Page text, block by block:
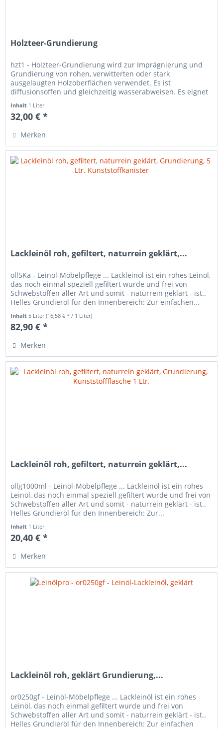
Holzteer-Grundierung
hzt1 - Holzteer-Grundierung wird zur Imprägnierung und
Grundierung von rohen, verwitterten oder stark
ausgelaugten Holzoberflächen verwendet. Es ist
diffusionsoffen und gleichzeitig wasserabweisen. Es eignet
Inhalt 1 Liter
32,00 € *
Merken
Lackleinöl roh, gefiltert, naturrein geklärt,...
oll5Ka - Leinöl-Möbelpflege ... Lackleinöl ist ein rohes Leinöl,
das noch einmal speziell gefiltert wurde und frei von
Schwebstoffen aller Art und somit - naturrein geklärt - ist..
Helles Grundieröl für den Innenbereich: Zur einfachen...
Inhalt5 Liter(16,58 € * / 1 Liter)
82,90 € *
Merken
Lackleinöl roh, gefiltert, naturrein geklärt,...
ollg1000ml - Leinöl-Möbelpflege ... Lackleinöl ist ein rohes
Leinöl, das noch einmal speziell gefiltert wurde und frei von
Schwebstoffen aller Art und somit - naturrein geklärt - ist..
Helles Grundieröl für den Innenbereich: Zur...
Inhalt 1 Liter
20,40 € *
Merken
Lackleinöl roh, geklärt Grundierung,...
or0250gf - Leinöl-Möbelpflege ... Lackleinöl ist ein rohes
Leinöl, das noch einmal gefiltert wurde und frei von
Schwebstoffen aller Art und somit - naturrein geklärt - ist..
Helles Grundieröl für den Innenbereich: Zur einfachen